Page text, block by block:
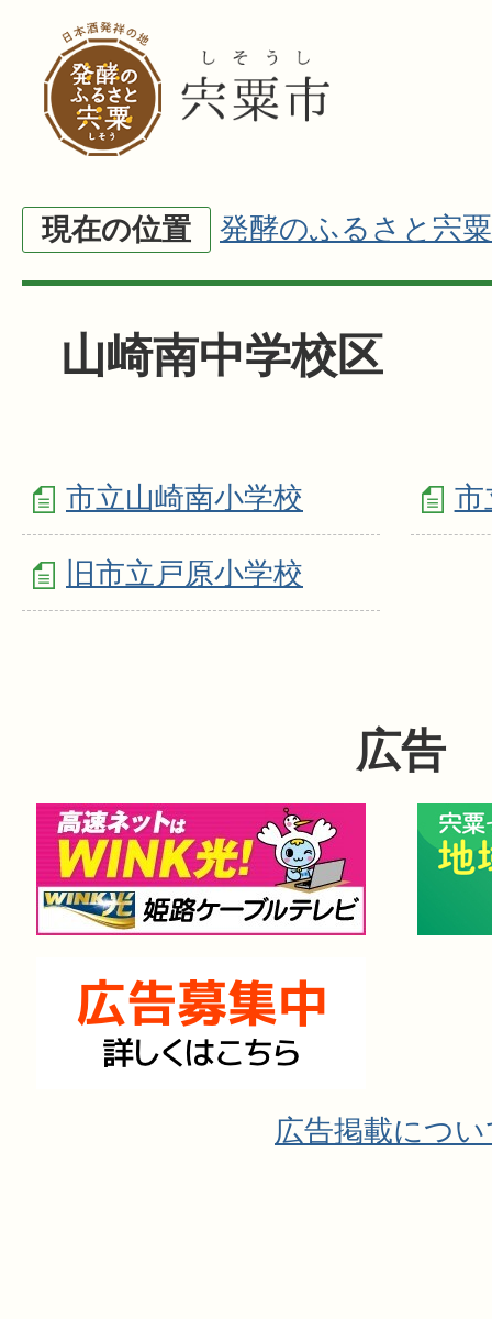
現在の位置 発酵のふるさと宍粟
山崎南中学校区
市立山崎南小学校 市
旧市立戸原小学校
広告
広告掲載につ